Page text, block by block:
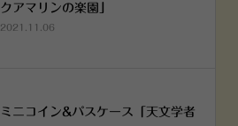
クアマリンの楽園」
2021.11.06
ミニコイン&パスケース「天文学者